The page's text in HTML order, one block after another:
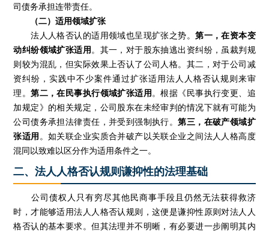
司债务承担连带责任。
（二）适用领域扩张
法人人格否认的适用领域也呈现扩张之势。第一，在资本变
动纠纷领域扩张适用。其一，对于股东抽逃出资纠纷，虽裁判规
则较为混乱，但实际效果上否认了公司人格。其二，对于公司减
资纠纷，实践中不少案件通过扩张适用法人人格否认规则来审
理。第二，在民事执行领域扩张适用。根据《民事执行变更、追
加规定》的相关规定，公司股东在未经审判的情况下就有可能为
公司债务承担法律责任，并受到强制执行。第三，在破产领域扩
张适用。如关联企业实质合并破产以关联企业之间法人人格高度
混同以致难以区分作为适用条件之一。
二、法人人格否认规则谦抑性的法理基础
公司债权人只有穷尽其他民商事手段且仍然无法获得救济
时，才能够适用法人人格否认规则，这便是谦抑性原则对法人人
格否认的基本要求。但其法理并不明晰，有必要进一步阐明其内